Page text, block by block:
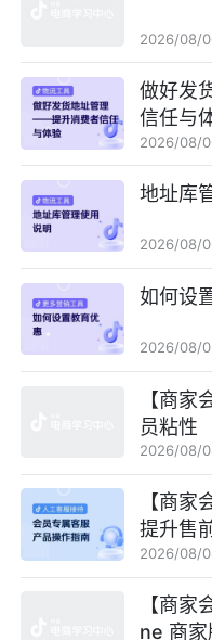
2026/08/
做好发
信任与
2026/08/
地址库
2026/08/
如何设
2026/08/
【商家
员粘性
2026/08/
【商家
提升售
2026/08/
【商
ne 商家